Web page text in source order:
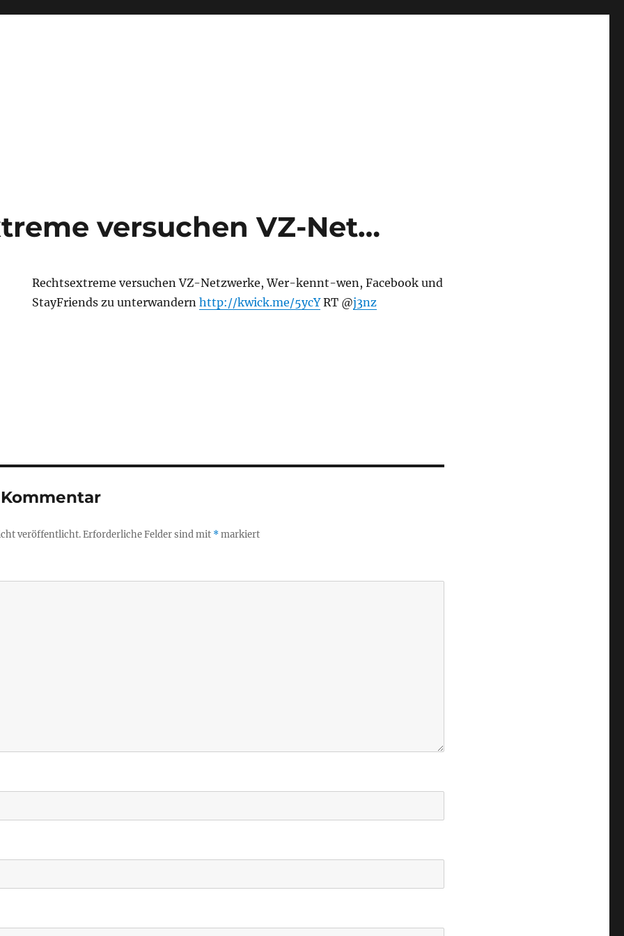
versuchen VZ-Net…
Rechtsextreme versuchen VZ-Netzwerke, Wer-kennt-wen, Facebook und
StayFriends zu unterwandernhttp://kwick.me/5ycYRT @j3nz
veröffentlicht.Erforderliche Felder sind mit *markiert